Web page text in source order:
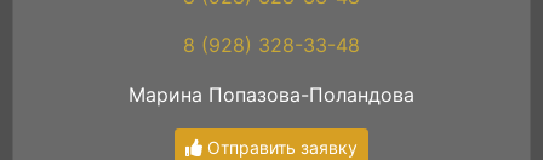
8 (928) 328-33-48
Марина Попазова-Поландова
Отправить заявку